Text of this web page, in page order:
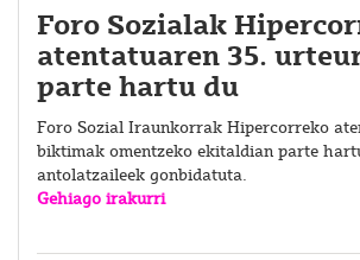
Foro Sozialak
atentatuaren 35.
parte hartu du
Foro Sozial Iraunkorrak Hipercorreko
biktimak omentzeko ekitaldian parte
antolatzaileek gonbidatuta.
Gehiago irakurri